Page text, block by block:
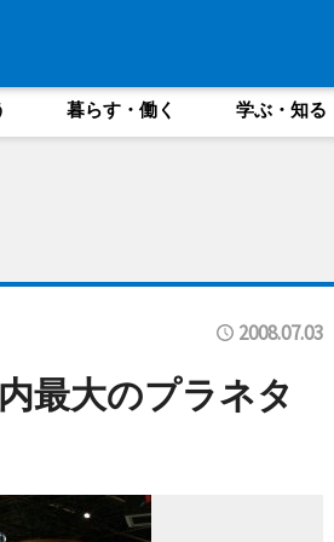
暮らす・働く 学ぶ・知る
2008.07.03
最大のプラネタ